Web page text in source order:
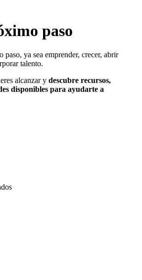
paso
ya sea emprender, crecer, abrir
talento.
alcanzar y descubre recursos,
disponibles para ayudarte a